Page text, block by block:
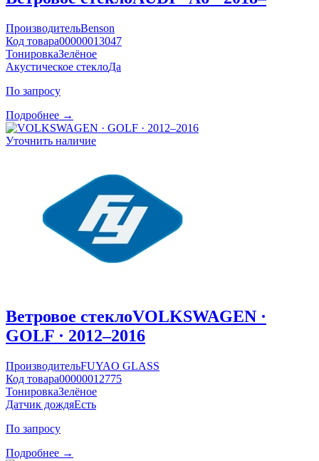
ПроизводительBenson
Код товара00000013047
ТонировкаЗелёное
Акустическое стеклоДа
По запросу
Подробнее →
Уточнить наличие
Ветровое стеклоVOLKSWAGEN ·
GOLF · 2012–2016
ПроизводительFUYAO GLASS
Код товара00000012775
ТонировкаЗелёное
Датчик дождяЕсть
По запросу
Подробнее →